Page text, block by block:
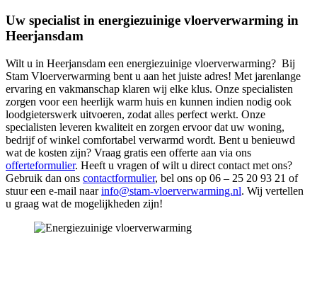
Uw specialist in energiezuinige vloerverwarming in
Heerjansdam
Wilt u in Heerjansdam een energiezuinige vloerverwarming? Bij
Stam Vloerverwarming bent u aan het juiste adres! Met jarenlange
ervaring en vakmanschap klaren wij elke klus. Onze specialisten
zorgen voor een heerlijk warm huis en kunnen indien nodig ook
loodgieterswerk uitvoeren, zodat alles perfect werkt. Onze
specialisten leveren kwaliteit en zorgen ervoor dat uw woning,
bedrijf of winkel comfortabel verwarmd wordt. Bent u benieuwd
wat de kosten zijn? Vraag gratis een offerte aan via ons
offerteformulier. Heeft u vragen of wilt u direct contact met ons?
Gebruik dan ons contactformulier, bel ons op 06 – 25 20 93 21 of
stuur een e-mail naarinfo@stam-vloerverwarming.nl. Wij vertellen
u graag wat de mogelijkheden zijn!